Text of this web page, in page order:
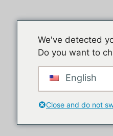
Contact
We've detected
Do you want to
English
Close and do not